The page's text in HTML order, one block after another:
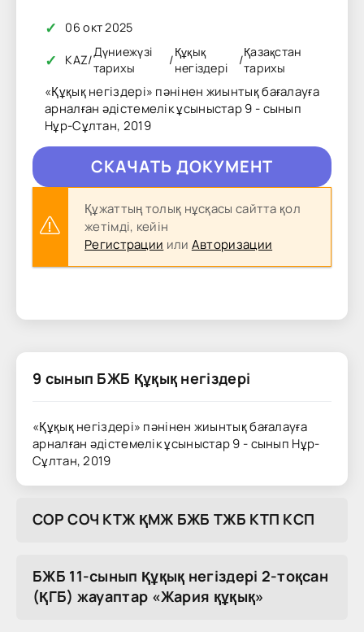
✓ 06 окт 2025
✓ KAZ/
Дүниежүзі
тарихы
/
Құқық
негіздері
/
Қазақстан
тарихы
«Құқық негіздері» пәнінен жиынтық бағалауға
арналған әдістемелік ұсыныстар 9 - сынып
Нұр-Сұлтан, 2019
CКAЧAТЬ ДОКУМЕНТ
Құжаттың толық нұсқасы сайтта қол
жетімді, кейін
Регистрации или Авторизации
9 сынып БЖБ Құқық негіздері
«Құқық негіздері» пәнінен жиынтық бағалауға
арналған әдістемелік ұсыныстар 9 - сынып Нұр-
Сұлтан, 2019
COP COЧ KTЖ ҚMЖ БЖБ TЖБ KTП KCП
БЖБ 11-сынып Құқық негіздері 2-тоқсан
(ҚГБ) жауаптар «Жария құқық»